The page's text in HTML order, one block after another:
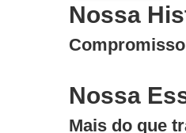
Nossa
Nossa
Mais do que